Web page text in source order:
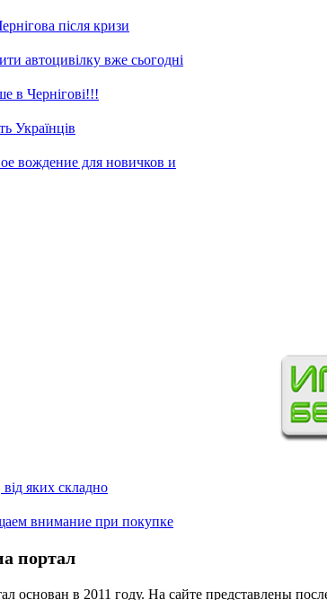
після кризи
автоцивілку вже сьогодні
в Чернігові!!!
Українців
вождение для новичков и
яких складно
внимание при покупке
портал
основан в 2011 году. На сайте представлены